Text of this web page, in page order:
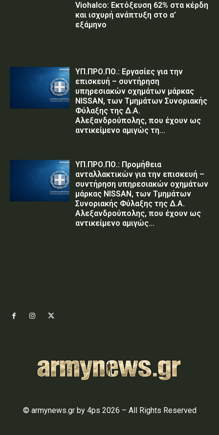
Viohalco: Εκτόξευση 62% στα κέρδη
και ισχυρή ανάπτυξη στο α’
εξάμηνο
ΥΠ.ΠΡΟ.ΠΟ.: Εργασίες για την
επισκευή – συντήρηση
υπηρεσιακών οχημάτων μάρκας
NISSAN, των Τμημάτων Συνοριακής
Φύλαξης της Δ.Α.
Αλεξανδρούπολης, που έχουν ως
αντικείμενο αμιγώς τη...
ΥΠ.ΠΡΟ.ΠΟ.: Προμήθεια
ανταλλακτικών για την επισκευή –
συντήρηση υπηρεσιακών οχημάτων
μάρκας NISSAN, των Τμημάτων
Συνοριακής Φύλαξης της Δ.Α.
Αλεξανδρούπολης, που έχουν ως
αντικείμενο αμιγώς...
© armynews.gr by 4ps 2026 – All Rights Reserved